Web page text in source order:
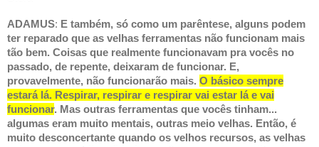
ADAMUS: E também, só como um parêntese, alguns podem
ter reparado que as velhas ferramentas não funcionam mais
tão bem. Coisas que realmente funcionavam pra vocês no
passado, de repente, deixaram de funcionar. E,
provavelmente, não funcionarão mais. O básico sempre
estará lá. Respirar, respirar e respirar vai estar lá e vai
funcionar. Mas outras ferramentas que vocês tinham...
algumas eram muito mentais, outras meio velhas. Então, é
muito desconcertante quando os velhos recursos, as velhas